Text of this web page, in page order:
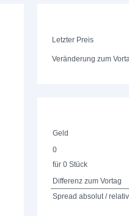
Letzter Preis
Veränderung zum
Geld
0
für 0 Stück
Differenz zum Vortag
Spread absolut / relativ